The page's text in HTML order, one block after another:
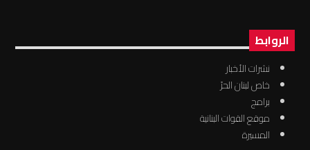
الروابط
نشرات الأخبار
خاص لبنان الحرّ
برامج
موقع القوات البنانية
المسيرة